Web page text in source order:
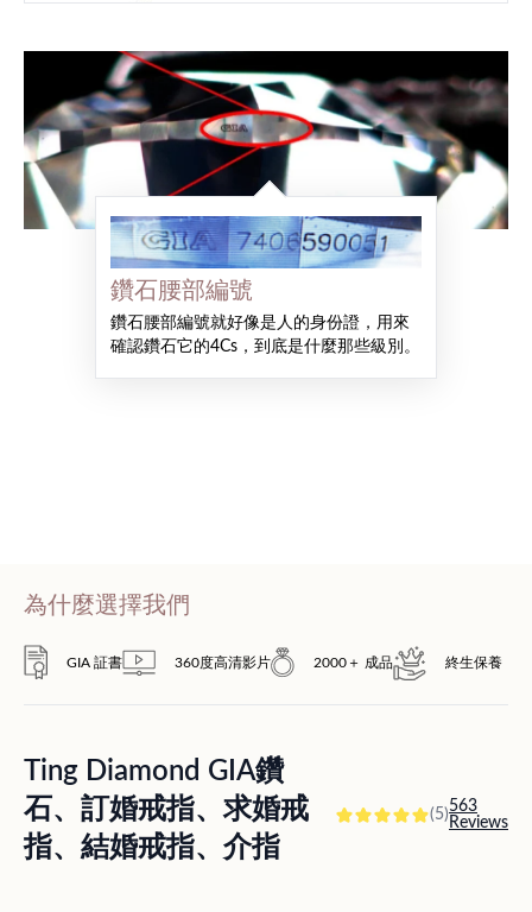
鑽石腰部編號
鑽石腰部編號就好像是人的身份證，用來
確認鑽石它的4Cs，到底是什麼那些級別。
為什麼選擇我們
GIA 証書 360度高清影片 2000＋ 成品 終生保養
Ting Diamond GIA鑽
石、訂婚戒指、求婚戒
指、結婚戒指、介指
(5)563
Reviews